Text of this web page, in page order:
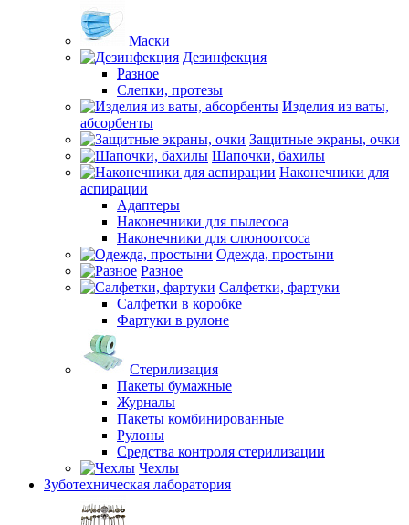
Маски
Дезинфекция
Разное
Слепки, протезы
Изделия из ваты,
абсорбенты
Защитные экраны, очки
Шапочки, бахилы
Наконечники для
аспирации
Адаптеры
Наконечники для пылесоса
Наконечники для слюноотсоса
Одежда, простыни
Разное
Салфетки, фартуки
Салфетки в коробке
Фартуки в рулоне
Стерилизация
Пакеты бумажные
Журналы
Пакеты комбинированные
Рулоны
Средства контроля стерилизации
Чехлы
Зуботехническая лаборатория